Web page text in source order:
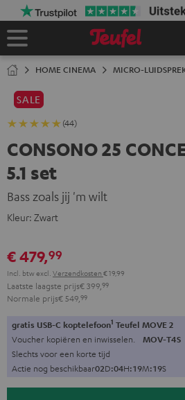
Home
HOME CINEMA MICRO-
SALE
(44)
CONSONO 25
5.1 set
Bass zoals jij 'm wilt
Kleur: Zwart
€ 479,99
Incl. btwexcl. Verzendkosten € 19,99
Laatste laagste prijs€ 399, 99
Normale prijs€ 549, 99
gratis USB-C koptelefoon1 Teufel MOVE 2
Voucher kopiëren en inwisselen. MOV-T4S
Slechts voor een korte tijd
Actie nog beschikbaar02D:04H:19M:18S